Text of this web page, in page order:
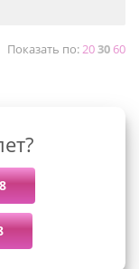
Показать по:203060